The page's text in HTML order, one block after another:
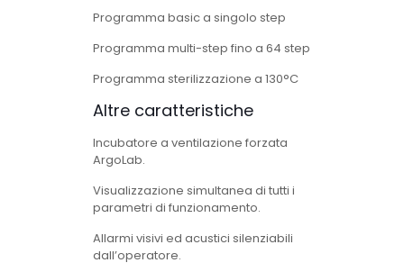
Programma basic a singolo step
Programma multi-step fino a 64 step
Programma sterilizzazione a 130°C
Altre caratteristiche
Incubatore a ventilazione forzata
ArgoLab.
Visualizzazione simultanea di tutti i
parametri di funzionamento.
Allarmi visivi ed acustici silenziabili
dall’operatore.